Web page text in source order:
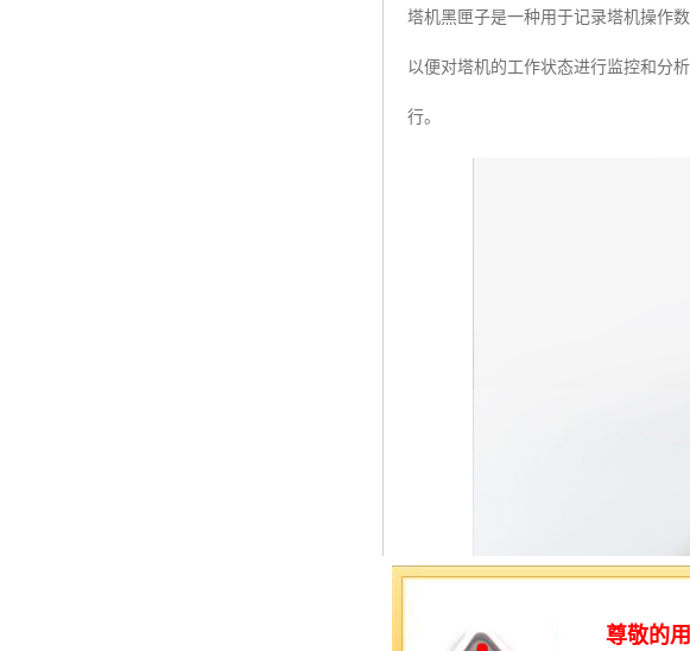
塔机黑匣子是一种用于记录塔机操作
以便对塔机的工作状态进行监控和分
行。